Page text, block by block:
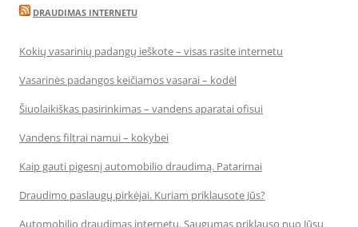
DRAUDIMAS INTERNETU
Kokių vasarinių padangų ieškote – visas rasite internetu
Vasarinės padangos keičiamos vasarai – kodėl
Šiuolaikiškas pasirinkimas – vandens aparatai ofisui
Vandens filtrai namui – kokybei
Kaip gauti pigesnį automobilio draudimą. Patarimai
Draudimo paslaugų pirkėjai. Kuriam priklausote Jūs?
Automobilio draudimas internetu. Saugumas priklauso nuo Jūsų